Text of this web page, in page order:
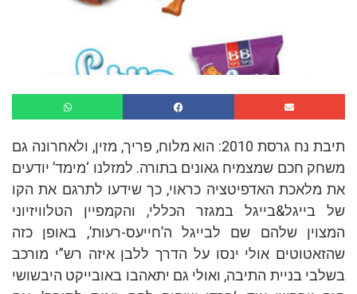
תיבת נח גרסת 2010: הוא מלוח, פריך, מזין, ולאחרונה גם
משחק חכם שמצמיח גאונים בתורה. למזלנו ‘מימד’ יודעים
את מלאכת האדפיטציה כראוי, כך שידעו לתרגם את הקו
של בייגל&בייגל במגזר הכללי, והקמפיין הטלוויזיוני
המצוין שלהם שם לבייגל ה’חייעס-רעות’, באופן כזה
שהזאטוטים אולי ינסו על הדרך ללבן איזה רש”י מורכב
בשלבי בניית התיבה, ואולי גם יתאהבו באובייקט היבשושי